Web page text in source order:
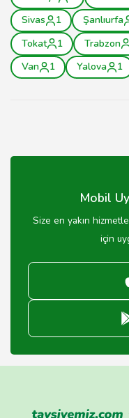
Sivas
1 Şanlıurfa
Tokat
1 Trabzon
Van
1 Yalova 1
Mobil
Size en yakın
için